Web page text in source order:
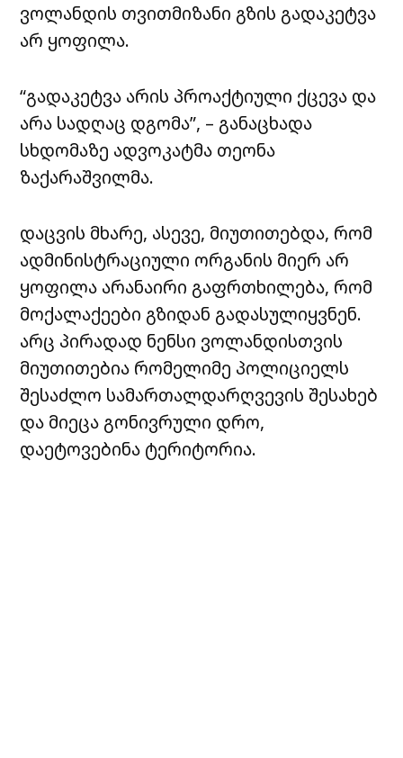
ვოლანდის თვითმიზანი გზის გადაკეტვა
არ ყოფილა.
“გადაკეტვა არის პროაქტიული ქცევა და
არა სადღაც დგომა”, – განაცხადა
სხდომაზე ადვოკატმა თეონა
ზაქარაშვილმა.
დაცვის მხარე, ასევე, მიუთითებდა, რომ
ადმინისტრაციული ორგანის მიერ არ
ყოფილა არანაირი გაფრთხილება, რომ
მოქალაქეები გზიდან გადასულიყვნენ.
არც პირადად ნენსი ვოლანდისთვის
მიუთითებია რომელიმე პოლიციელს
შესაძლო სამართალდარღვევის შესახებ
და მიეცა გონივრული დრო,
დაეტოვებინა ტერიტორია.